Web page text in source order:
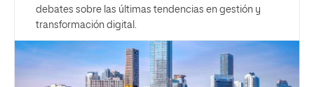
debates sobre las últimas tendencias en gestión y
transformación digital.